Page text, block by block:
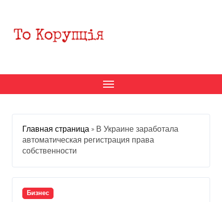
содержанию
Главная страница » В Украине заработала
автоматическая регистрация права
собственности
Бизнес